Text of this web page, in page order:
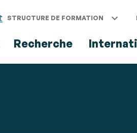
STRUCTURE DE FORMATION
Recherche